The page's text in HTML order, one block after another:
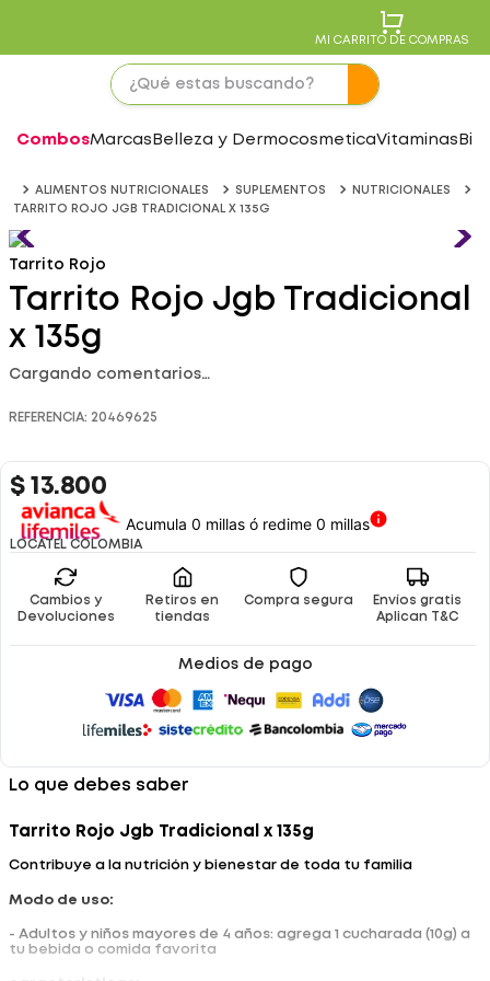
MI CARRITO DE COMPRAS
CombosMarcas Belleza y DermocosmeticaVitaminas
ALIMENTOS NUTRICIONALES SUPLEMENTOS
NUTRICIONALES
TARRITO ROJO JGB TRADICIONAL X 135G
Tarrito Rojo
Tarrito Rojo Jgb Tradicional
x 135g
Cargando comentarios…
REFERENCIA: 20469625
$ 13.800
Acumula 0 millas ó redime 0 millas
LOCATEL COLOMBIA
Cambios y
Devoluciones
Retiros en
tiendas
Compra segura
Envíos gratis
Aplican T&C
Medios de pago
Lo que debes saber
Tarrito Rojo Jgb Tradicional x 135g
Contribuye a la nutrición y bienestar de toda tu familia
Modo de uso:
- Adultos y niños mayores de 4 años: agrega 1 cucharada (10g) a
tu bebida o comida favorita